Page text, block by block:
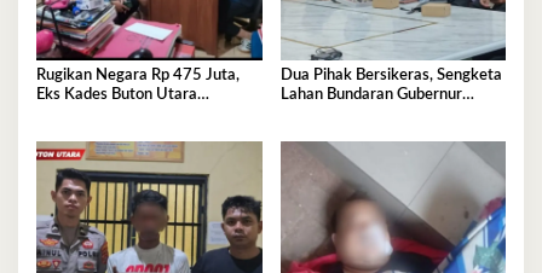
Rugikan Negara Rp 475 Juta,
Eks Kades Buton Utara
Dua Pihak Bersikeras, Sengketa
Lahan Bundaran Gubernur